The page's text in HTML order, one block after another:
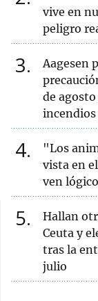
vive en
peligro
3
Aagesen
de
incendios
4
"Los
vista en
ven
5
Hallan
Ceuta y
tras la
julio